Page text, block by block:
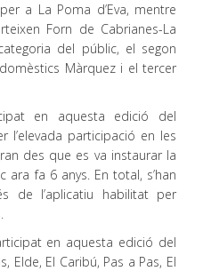
a La Poma d’Eva, mentre
Forn de Cabrianes-La
del públic, el segon
Màrquez i el tercer
en aquesta edició del
l’elevada participació en les
des que es va instaurar la
fa 6 anys. En total, s’han
de l’aplicatiu habilitat per
en aquesta edició del
Elde, El Caribú, Pas a Pas, El